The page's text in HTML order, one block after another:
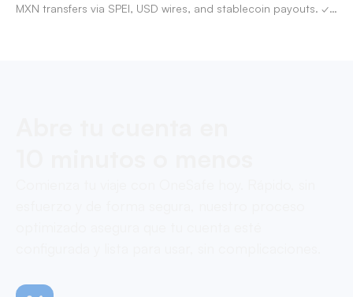
MXN transfers via SPEI, USD wires, and stablecoin payouts. ✓